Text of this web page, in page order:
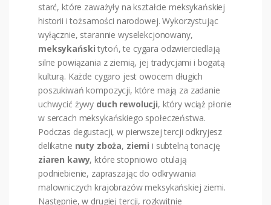
starć, które zaważyły na kształcie meksykańskiej
historii i tożsamości narodowej. Wykorzystując
wyłącznie, starannie wyselekcjonowany,
meksykański tytoń, te cygara odzwierciedlają
silne powiązania z ziemią, jej tradycjami i bogatą
kulturą. Każde cygaro jest owocem długich
poszukiwań kompozycji, które mają za zadanie
uchwycić żywy duch rewolucji, który wciąż płonie
w sercach meksykańskiego społeczeństwa.
Podczas degustacji, w pierwszej tercji odkryjesz
delikatne nuty zboża, ziemi i subtelną tonację
ziaren kawy, które stopniowo otulają
podniebienie, zapraszając do odkrywania
malowniczych krajobrazów meksykańskiej ziemi.
Następnie, w drugiej tercji, rozkwitnie